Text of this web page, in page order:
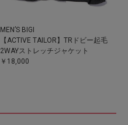
MEN’S BIGI
【ACTIVE TAILOR】TRドビー起毛
2WAYストレッチジャケット
￥18,000